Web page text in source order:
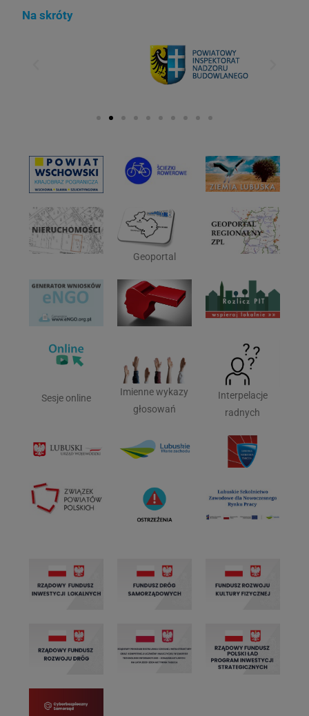
Na skróty
Geoportal
Sesje online
Imienne wykazy
głosowań
Interpelacje
radnych